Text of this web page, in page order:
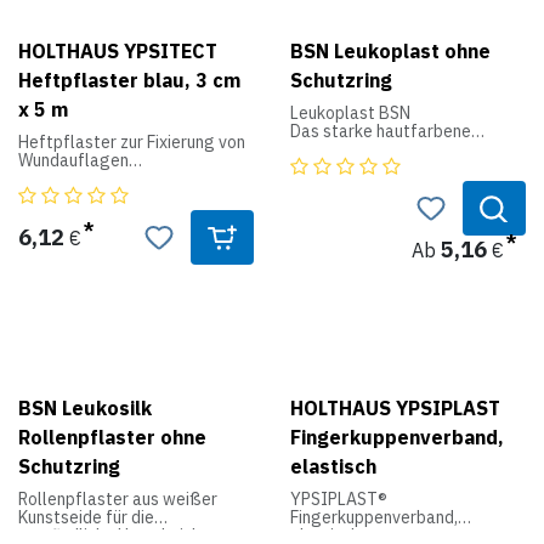
1 Pflaster Strips 100 x 50 mm
HOLTHAUS YPSITECT
Heftpflaster blau, 3 cm
x 5 m
Heftpflaster zur Fixierung von
Wundauflagen
- Abreißbar
- Rutschfest
- Wasserfest
Packung: 2 Stück
6,12 €
BSN Leukoplast ohne
Schutzring
Leukoplast BSN
Das starke hautfarbene
Klebekraft. In der
Ab 5,16€
BSN Leukosilk
Rollenpflaster ohne
Schutzring
Rollenpflaster aus weißer
Kunstseide für die
empfindliche Haut. Leicht
HOLTHAUS YPSIPLAST
Fingerkuppenverband,
elastisch
YPSIPLAST®
Fingerkuppenverband,
elastisch